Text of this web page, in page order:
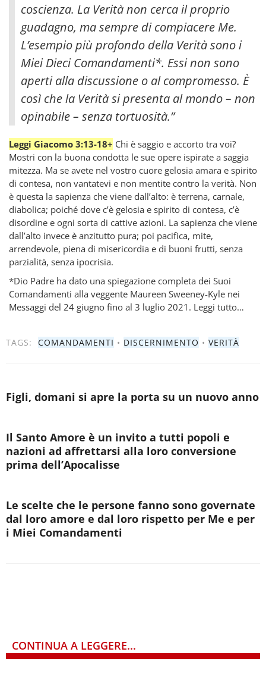
coscienza. La Verità non cerca il proprio
guadagno, ma sempre di compiacere Me.
L’esempio più profondo della Verità sono i
Miei Dieci Comandamenti*. Essi non sono
aperti alla discussione o al compromesso. È
così che la Verità si presenta al mondo – non
opinabile – senza tortuosità.”
Leggi Giacomo 3:13-18+ Chi è saggio e accorto tra voi?
Mostri con la buona condotta le sue opere ispirate a saggia
mitezza. Ma se avete nel vostro cuore gelosia amara e spirito
di contesa, non vantatevi e non mentite contro la verità. Non
è questa la sapienza che viene dall’alto: è terrena, carnale,
diabolica; poiché dove c’è gelosia e spirito di contesa, c’è
disordine e ogni sorta di cattive azioni. La sapienza che viene
dall’alto invece è anzitutto pura; poi pacifica, mite,
arrendevole, piena di misericordia e di buoni frutti, senza
parzialità, senza ipocrisia.
*Dio Padre ha dato una spiegazione completa dei Suoi
Comandamenti alla veggente Maureen Sweeney-Kyle nei
Messaggi del 24 giugno fino al 3 luglio 2021. Leggi tutto…
TAGS: COMANDAMENTI • DISCERNIMENTO • VERITÀ
Figli, domani si apre la porta su un nuovo anno
Il Santo Amore è un invito a tutti popoli e
nazioni ad affrettarsi alla loro conversione
prima dell’Apocalisse
Le scelte che le persone fanno sono governate
dal loro amore e dal loro rispetto per Me e per
i Miei Comandamenti
CONTINUA A LEGGERE...